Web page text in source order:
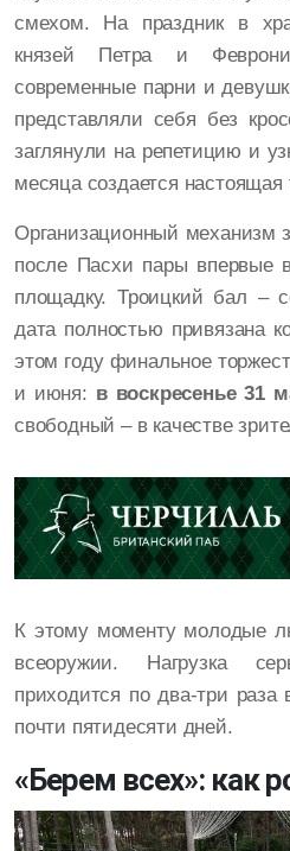
смехом. На праздник в
князей Петра и
современные парни и
представляли себя без
заглянули на репетицию и
месяца создается настоящая
Организационный механизм
после Пасхи пары впервые
площадку. Троицкий бал –
дата полностью привязана
этом году финальное
и июня: в воскресенье 31
свободный – в качестве
К этому моменту молодые
всеоружии. Нагрузка
приходится по два-три
почти пятидесяти дней.
«Берем всех»: как